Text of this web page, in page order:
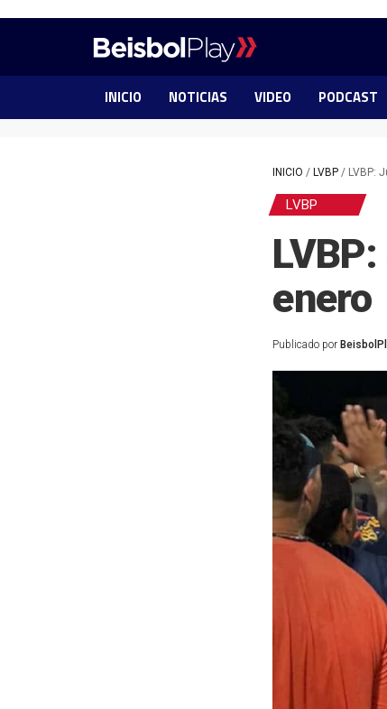
INICIO NOTICIAS VIDEO PODCAST
INICIO / LVBP / LVBP:
LVBP
enero
Publicado por